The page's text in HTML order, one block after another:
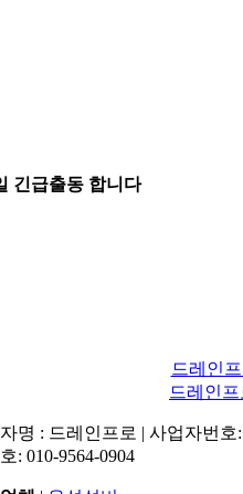
긴급출동 합니다
드레인
드레인프
명 : 드레인프로 | 사업자번호
: 010-9564-0904